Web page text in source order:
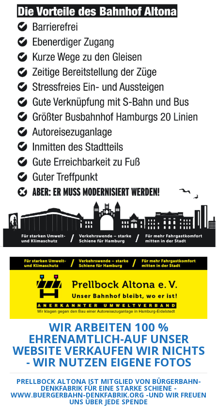
WIR ARBEITEN 100 %
EHRENAMTLICH-AUF UNSER
WEBSITE VERKAUFEN WIR NICHTS
- WIR NUTZEN EIGENE FOTOS
PRELLBOCK ALTONA IST MITGLIED VON BÜRGERBAHN-
DENKFABRIK FÜR EINE STARKE SCHIENE -
WWW.BUERGERBAHN-DENKFABRIK.ORG -UND WIR FREUEN
UNS ÜBER JEDE SPENDE